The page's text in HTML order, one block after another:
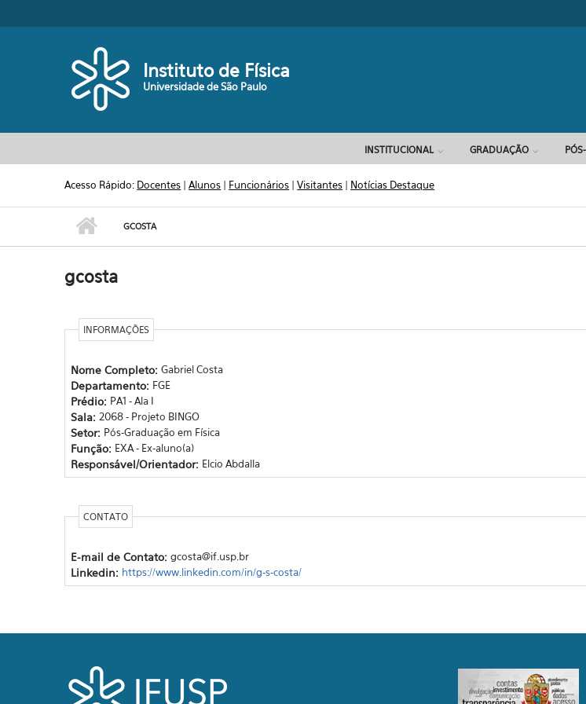
Instituto de Física
Universidade de São Paulo
INSTITUCIONAL GRADUAÇÃO
Acesso Rápido: Docentes |Alunos | Funcionários |Visitantes | Notícias Destaque
GCOSTA
gcosta
INFORMAÇÕES
Nome Completo: Gabriel Costa
Departamento: FGE
Prédio: PA1 - Ala I
Sala: 2068 - Projeto BINGO
Setor: Pós-Graduação em Física
Função: EXA - Ex-aluno(a)
Responsável/Orientador: Elcio Abdalla
CONTATO
E-mail de Contato: gcosta@if.usp.br
Linkedin: https://www.linkedin.com/in/g-s-costa/